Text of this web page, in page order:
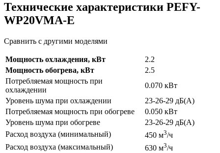
Технические характеристики PEFY-
WP20VMA-E
Сравнить с другими моделями
Мощность охлаждения, кВт
2.2
Мощность обогрева, кВт
2.5
Потребляемая мощность при
охлаждении
0.070 кВт
Уровень шума при охлаждении
23-26-29 дБ(А)
Потребляемая мощность при обогреве
0.050 кВт
Уровень шума при обогреве
23-26-29 дБ(А)
Расход воздуха (минимальный)
450 м3/ч
Расход воздуха (максимальный)
630 м3/ч